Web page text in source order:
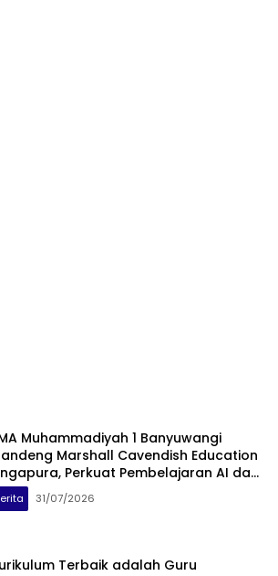
Muhammadiyah 1 Banyuwangi
Marshall Cavendish Education
Perkuat Pembelajaran AI dan
31/07/2026
Terbaik adalah Guru